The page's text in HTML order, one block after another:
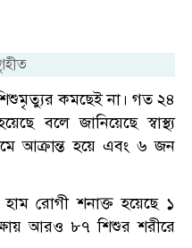
কমছেই না। গত ২৪
বলে জানিয়েছে স্বাস্থ্য
আক্রান্ত হয়ে এবং ৬ জন
রোগী শনাক্ত হয়েছে ১
আরও ৮৭ শিশুর শরীরে